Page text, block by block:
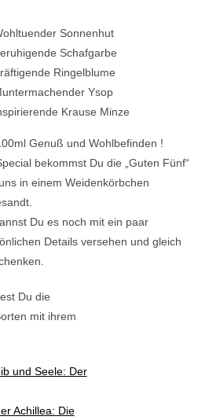
Sonnenhut
Schafgarbe
Ringelblume
Ysop
Krause Minze
Genuß und Wohlbefinden !
bekommst Du die „Guten Fünf“
in einem Weidenkörbchen
Du es noch mit ein paar
Details versehen und gleich
Du die
mit ihrem
und Seele: Der
Achillea: Die